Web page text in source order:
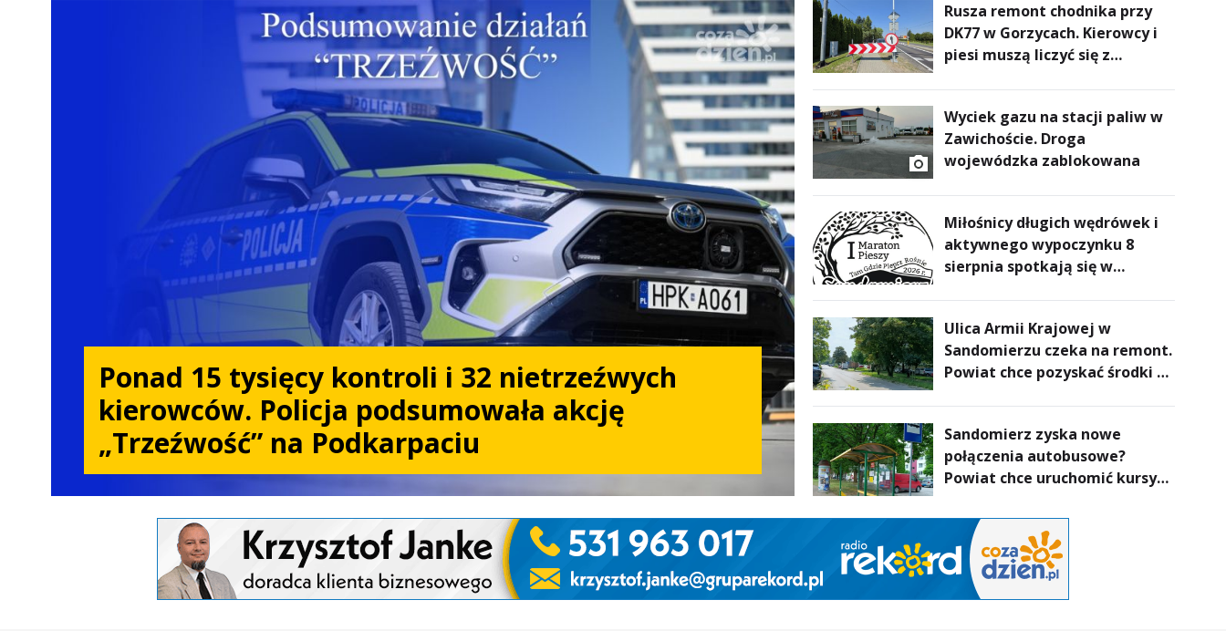
Ponad 15 tysięcy kontroli i 32 nietrzeźwych
kierowców. Policja podsumowała akcję
„Trzeźwość” na Podkarpaciu
Rusza remont chodnika przy
DK77 w Gorzycach. Kierowcy i
piesi muszą liczyć się z
Wyciek gazu na stacji paliw w
Zawichoście. Droga
wojewódzka zablokowana
Miłośnicy długich wędrówek i
aktywnego wypoczynku 8
sierpnia spotkają się w
Rośnie”
Ulica Armii Krajowej w
Sandomierzu czeka na remont.
Powiat chce pozyskać środki z
Sandomierz zyska nowe
połączenia autobusowe?
Powiat chce uruchomić kursy
Annopola